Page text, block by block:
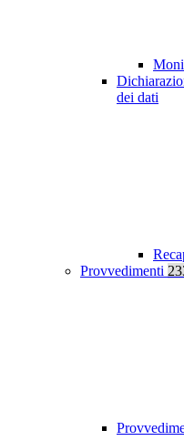
dei dati
Provvedimenti